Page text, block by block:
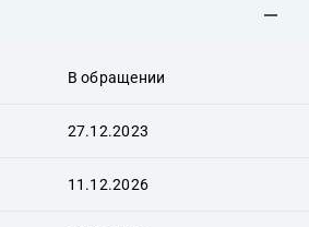
В обращении
27.12.2023
11.12.2026